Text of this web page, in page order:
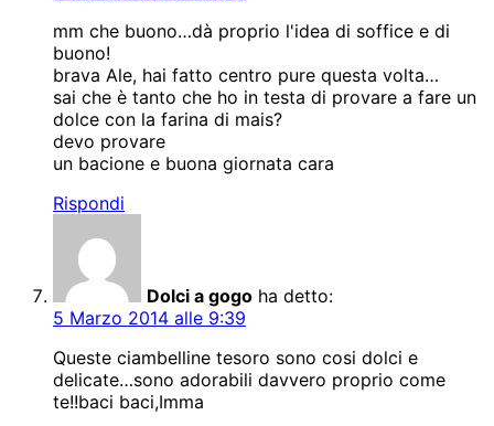
mm che buono…dà proprio l'idea di soffice e di
buono!
brava Ale, hai fatto centro pure questa volta…
sai che è tanto che ho in testa di provare a fare un
dolce con la farina di mais?
devo provare
un bacione e buona giornata cara
Rispondi
Dolci a gogo ha detto:
5 Marzo 2014 alle 9:39
Queste ciambelline tesoro sono cosi dolci e
delicate…sono adorabili davvero proprio come
te!!baci baci,Imma